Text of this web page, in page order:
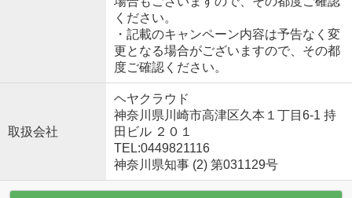
ください。
・記載のキャンペーン内容は予告なく変
更となる場合がございますので、その都
度ご確認ください。
取扱会社
ヘヤクラウド
神奈川県川崎市高津区久本１丁目6-1 持
田ビル ２０１
TEL:0449821116
神奈川県知事 (2) 第031129号